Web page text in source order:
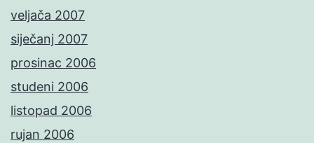
veljača 2007
siječanj 2007
prosinac 2006
studeni 2006
listopad 2006
rujan 2006